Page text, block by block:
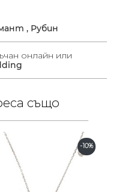
, Рубин
онлайн или
също
-10%